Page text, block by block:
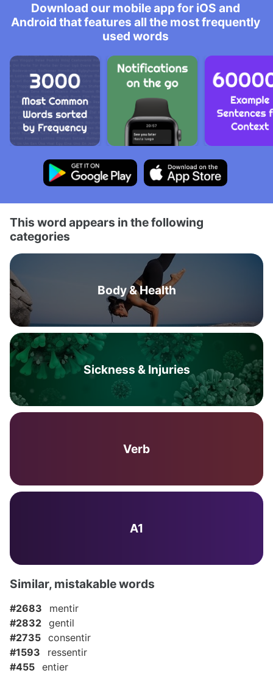
Download our mobile app for iOS and
Android that features all the most frequently
used words
This word appears in the following
categories
Body & Health
Sickness & Injuries
Verb
A1
Similar, mistakable words
#2683
mentir
#2832 gentil
#2735 consentir
#1593
ressentir
#455 entier